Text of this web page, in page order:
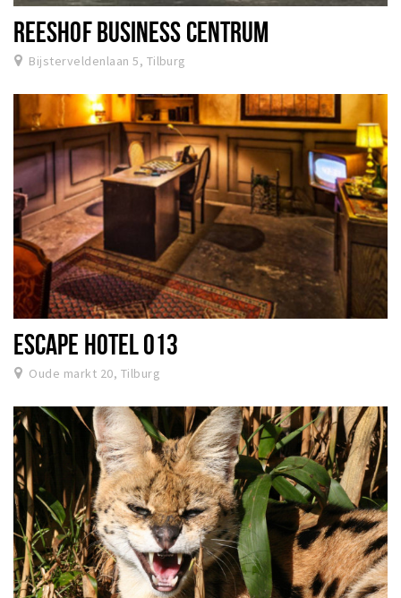
REESHOF BUSINESS CENTRUM
Bijsterveldenlaan 5, Tilburg
ESCAPE HOTEL 013
Oude markt 20, Tilburg